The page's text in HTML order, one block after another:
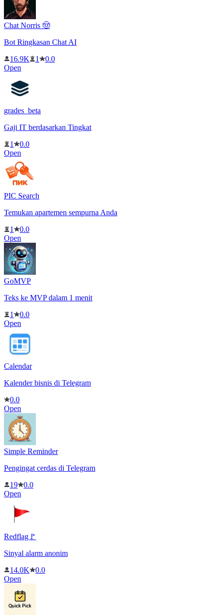
Chat Norris 🤠
Bot Ringkasan Chat AI
16.9K
1
0.0
Open
grades_beta
Gaji IT berdasarkan Tingkat
1
0.0
Open
PIC Search
Temukan apartemen sempurna Anda
1
0.0
Open
GoMVP
Teks ke MVP dalam 1 menit
1
0.0
Open
Calendar
Kalender bisnis di Telegram
0.0
Open
Simple Reminder
Pengingat cerdas di Telegram
19
0.0
Open
Redflag🚩
Sinyal alarm anonim
14.0K
0.0
Open